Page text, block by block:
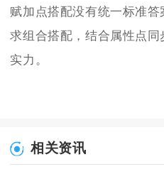
赋加点搭配没有统一标准
求组合搭配，结合属性点
实力。
相关资讯